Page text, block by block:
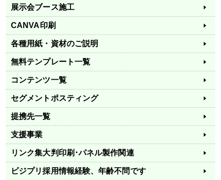
展示会ブース施工
CANVA印刷
各種用紙・資材のご説明
無料テンプレート一覧
コンテンツ一覧
セグメントポスティング
提携先一覧
支援事業
リンク集大判印刷･パネル製作関連
ビジプリ採用情報経験、年齢不問です